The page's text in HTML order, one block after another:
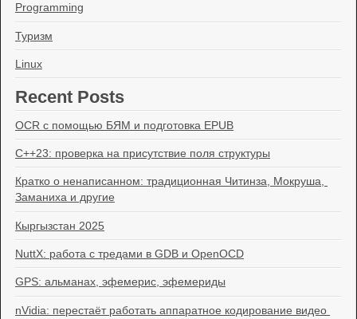
Programming
Туризм
Linux
Recent Posts
OCR с помощью БЯМ и подготовка EPUB
C++23: проверка на присутствие поля структуры
Кратко о ненаписанном: традиционная Читинза, Мокруша,
Заманиха и другие
Кыргызстан 2025
NuttX: работа с тредами в GDB и OpenOCD
GPS: альманах, эфемерис, эфемериды
nVidia: перестаёт работать аппаратное кодирование видео